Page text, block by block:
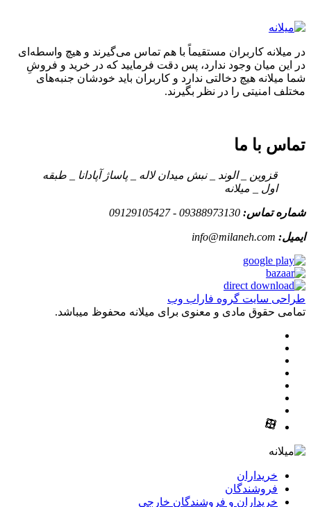
در میلانه کاربران مستقیماً با هم تماس می‌گیرند و هیچ واسطه‌ای
در این میان وجود ندارد، پس دقت فرمایید که در خرید و فروشِ
شما میلانه هیچ دخالتی ندارد و کاربران باید خودشان جنبه‌های
مختلف امنیتی را در نظر بگیرند.
تماس با ما
قزوین _ الوند _ نبش میدان لاله _ پاساژ آپادانا _ طبقه
اول _ میلانه
شماره تماس: 09388973130 - 09129105427
ایمیل: info@milaneh.com
طراحی سایت گروه فاراب وب
تمامی حقوق مادی و معنوی برای میلانه محفوظ میباشد.
خریداران
فروشندگان
خریداران و فروشندگان خارجی